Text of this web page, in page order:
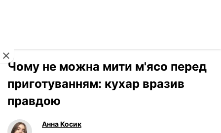
Чому не можна мити м'ясо перед
приготуванням: кухар вразив
правдою
Анна Косик